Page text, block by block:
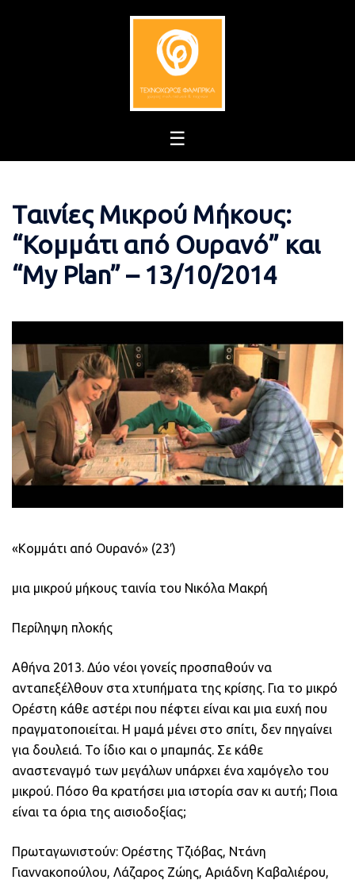
Ταινίες Μικρού Μήκους:
“Κομμάτι από Ουρανό” και
“My Plan” – 13/10/2014
«Κομμάτι από Ουρανό» (23′)
μια μικρού μήκους ταινία του Νικόλα Μακρή
Περίληψη πλοκής
Αθήνα 2013. Δύο νέοι γονείς προσπαθούν να
ανταπεξέλθουν στα χτυπήματα της κρίσης. Για το μικρό
Ορέστη κάθε αστέρι που πέφτει είναι και μια ευχή που
πραγματοποιείται. Η μαμά μένει στο σπίτι, δεν πηγαίνει
για δουλειά. Το ίδιο και ο μπαμπάς. Σε κάθε
αναστεναγμό των μεγάλων υπάρχει ένα χαμόγελο του
μικρού. Πόσο θα κρατήσει μια ιστορία σαν κι αυτή; Ποια
είναι τα όρια της αισιοδοξίας;
Πρωταγωνιστούν: Ορέστης Τζιόβας, Ντάνη
Γιαννακοπούλου, Λάζαρος Ζώης, Αριάδνη Καβαλιέρου,